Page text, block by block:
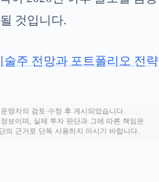
것입니다.
주 전망과 포트폴리오 전략
영자의 검토·수정 후 게시되었습니다.
보이며, 실제 투자 판단과 그에 따른 책임은
의 근거로 단독 사용하지 마시기 바랍니다.